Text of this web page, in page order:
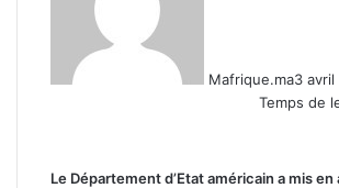
Mafrique.ma3 avril
Temps de
Le Département d’Etat américain a mis en